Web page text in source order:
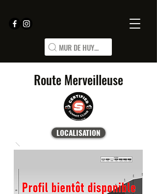
MUR DE HUY...
Route Merveilleuse
LOCALISATION